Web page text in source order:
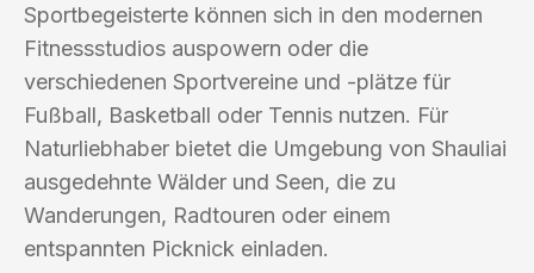
Sportbegeisterte können sich in den modernen
Fitnessstudios auspowern oder die
verschiedenen Sportvereine und -plätze für
Fußball, Basketball oder Tennis nutzen. Für
Naturliebhaber bietet die Umgebung von Shauliai
ausgedehnte Wälder und Seen, die zu
Wanderungen, Radtouren oder einem
entspannten Picknick einladen.